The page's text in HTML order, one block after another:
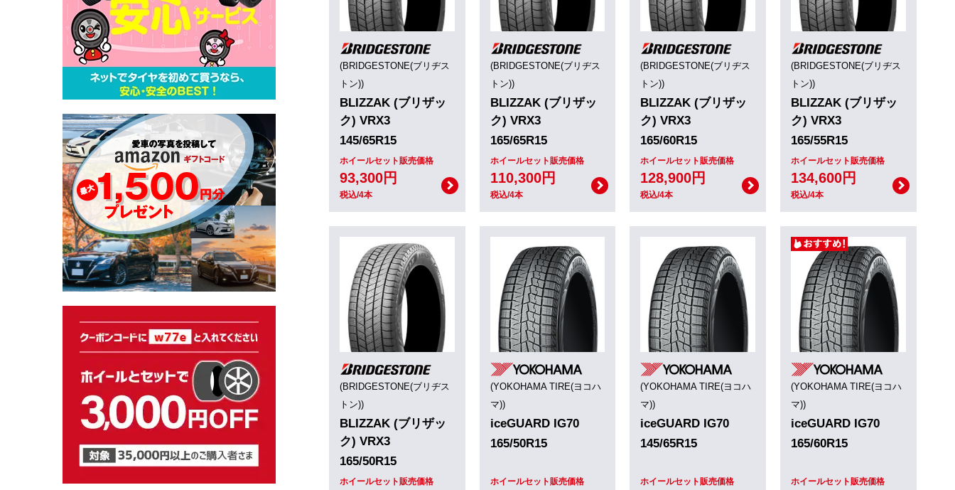
(BRIDGESTONE(ブリヂス
トン))
BLIZZAK (ブリザッ
ク) VRX3
145/65R15
ホイールセット販売価格
93,300円
税込/4本
(BRIDGESTONE(ブリヂス
トン))
BLIZZAK (ブリザッ
ク) VRX3
165/65R15
ホイールセット販売価格
110,300円
税込/4本
(BRIDGESTONE(ブリヂス
トン))
BLIZZAK (ブリザッ
ク) VRX3
165/60R15
ホイールセット販売価格
128,900円
税込/4本
(BRIDGESTONE(ブリヂス
トン))
BLIZZAK (ブリザッ
ク) VRX3
165/55R15
ホイールセット販売価格
134,600円
税込/4本
(BRIDGESTONE(ブリヂス
トン))
BLIZZAK (ブリザッ
ク) VRX3
165/50R15
ホイールセット販売価格
(YOKOHAMA TIRE(ヨコハ
マ))
iceGUARD IG70
165/50R15
ホイールセット販売価格
(YOKOHAMA TIRE(ヨコハ
マ))
iceGUARD IG70
145/65R15
ホイールセット販売価格
(YOKOHAMA TIRE(ヨコハ
マ))
iceGUARD IG70
165/60R15
ホイールセット販売価格